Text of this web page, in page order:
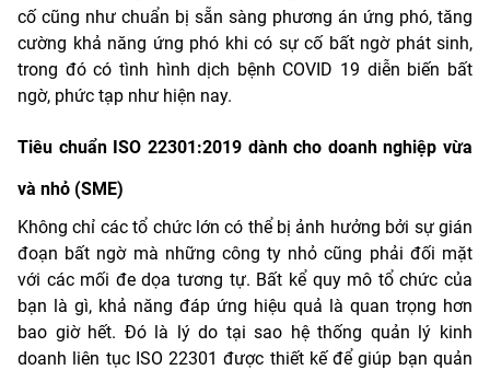
cố cũng như chuẩn bị sẵn sàng phương án ứng phó, tăng
cường khả năng ứng phó khi có sự cố bất ngờ phát sinh,
trong đó có tình hình dịch bệnh COVID 19 diễn biến bất
ngờ, phức tạp như hiện nay.
Tiêu chuẩn ISO 22301:2019 dành cho doanh nghiệp vừa
và nhỏ (SME)
Không chỉ các tổ chức lớn có thể bị ảnh hưởng bởi sự gián
đoạn bất ngờ mà những công ty nhỏ cũng phải đối mặt
với các mối đe dọa tương tự. Bất kể quy mô tổ chức của
bạn là gì, khả năng đáp ứng hiệu quả là quan trọng hơn
bao giờ hết. Đó là lý do tại sao hệ thống quản lý kinh
doanh liên tục ISO 22301 được thiết kế để giúp bạn quản